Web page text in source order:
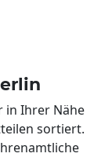
in Ihrer Nähe
sortiert.